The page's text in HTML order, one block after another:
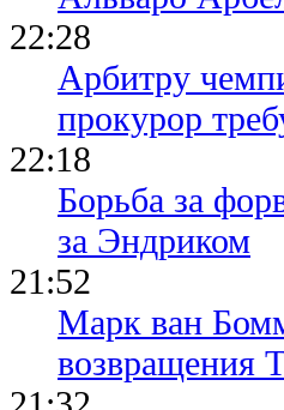
22:28
Арбитру
прокурор
22:18
Борьба за
за Эндриком
21:52
Марк ван
возвращения